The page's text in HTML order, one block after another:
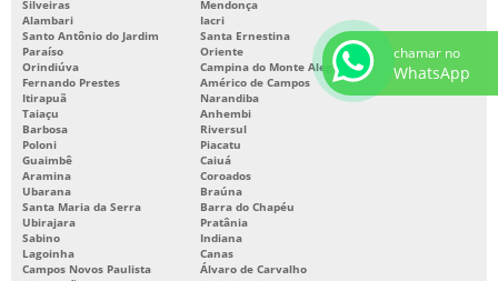
Silveiras
Mendonça
Alambari
Iacri
Santo Antônio do Jardim
Santa Ernestina
Paraíso
Oriente
Orindiúva
Campina do Monte Alegre
Fernando Prestes
Américo de Campos
Itirapuã
Narandiba
Taiaçu
Anhembi
Barbosa
Riversul
Poloni
Piacatu
Guaimbê
Caiuá
Aramina
Coroados
Ubarana
Braúna
Santa Maria da Serra
Barra do Chapéu
Ubirajara
Pratânia
Sabino
Indiana
Lagoinha
Canas
Campos Novos Paulista
Álvaro de Carvalho
chamar no
WhatsApp